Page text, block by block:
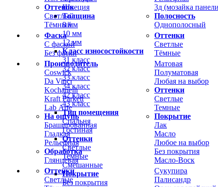
Оттенок
Светлый
Тёмный
3д (мозайка
Полосность
Однополосный
Фаска
С фаской
Без фаски
Оттенки
Светлые
Тёмные
Производитель
Coswick
Da Vinci
Kochanelli
Kraft Parkett
Lab Arte
На ощупь
Брашированная
Гладкая
Рельефная
Обработка
Глянцевая
Матовая
Полуматовая
Любая на выбор
Оттенки
Светлые
Темные
Покрытие
Лак
Масло
Любое на выбор
Без покрытия
Масло-Воск
Оттенки
Светлые
Сукупира
Палисандр
Швеция
Толщина
8 мм
10 мм
12 мм
Класс износостойкости
31 класс
32 класс
33 класс
34 класс
42 класс
43 класс
Тип помещения
Спальня
Гостиная
Оттенки
Светлые
Темные
Смешанные
Покрытие
Без покрытия